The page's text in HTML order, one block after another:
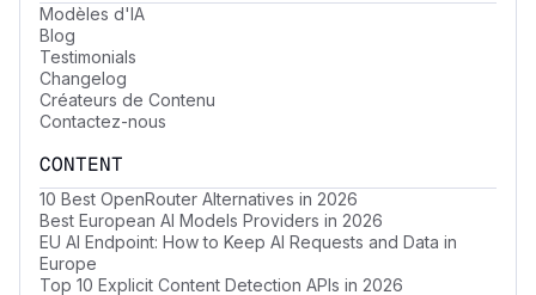
Modèles d'IA
Blog
Testimonials
Changelog
Créateurs de Contenu
Contactez-nous
CONTENT
10 Best OpenRouter Alternatives in 2026
Best European AI Models Providers in 2026
EU AI Endpoint: How to Keep AI Requests and Data in
Europe
Top 10 Explicit Content Detection APIs in 2026